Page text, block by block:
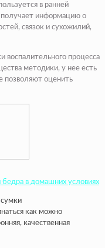
в ранней
информацию о
связок и сухожилий,
воспалительного процесса
методики, у нее есть
позволяют оценить
в домашних условиях
сумки
как можно
качественная